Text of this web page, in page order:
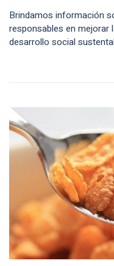
Brindamos información
responsables en mejorar
desarrollo social